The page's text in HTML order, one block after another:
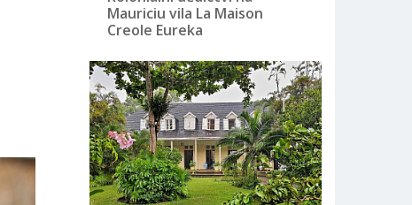
Mauriciu vila La Maison
Creole Eureka